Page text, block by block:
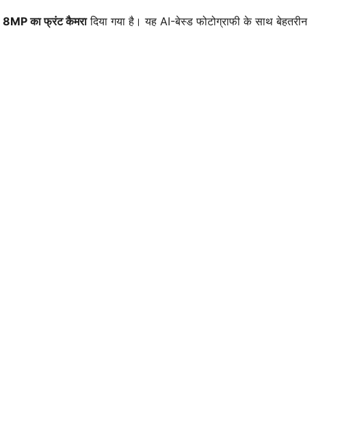
8MP का फ्रंट कैमरादिया गया है। यह AI-बेस्ड फोटोग्राफी के साथ बेहतरीन